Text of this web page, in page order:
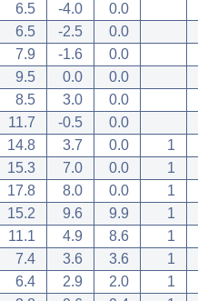
6.5 -4.0 0.0
6.5 -2.5 0.0
7.9 -1.6 0.0
9.5 0.0 0.0
8.5 3.0 0.0
11.7 -0.5 0.0
14.8 3.7 0.0 1
15.3 7.0 0.0 1
17.8 8.0 0.0 1
15.2 9.6 9.9 1
11.1 4.9 8.6 1
7.4 3.6 3.6 1
6.4 2.9 2.0 1